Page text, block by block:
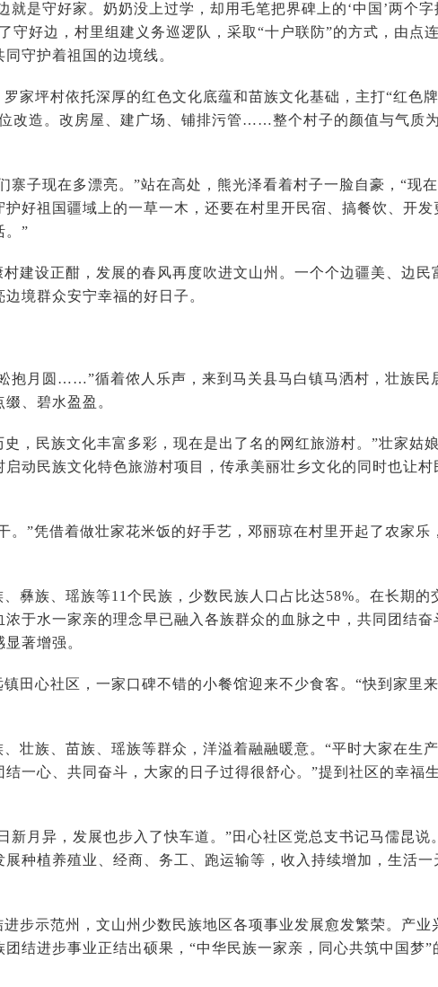
就是守好家。奶奶没上过学，却用毛笔把界碑上的‘中国’两个字
守好边，村里组建义务巡逻队，采取“十户联防”的方式，由点
守护着祖国的边境线。
家坪村依托深厚的红色文化底蕴和苗族文化基础，主打“红色
改造。改房屋、建广场、铺排污管……整个村子的颜值与气质为
寨子现在多漂亮。”站在高处，熊光泽看着村子一脸自豪，“现
好祖国疆域上的一草一木，还要在村里开民宿、搞餐饮、开发
。”
建设正酣，发展的春风再度吹进文山州。一个个边疆美、边民
境群众安宁幸福的好日子。
抱月圆……”循着侬人乐声，来到马关县马白镇马洒村，壮族民
、碧水盈盈。
，民族文化丰富多彩，现在是出了名的网红旅游村。”壮家姑
动民族文化特色旅游村项目，传承美丽壮乡文化的同时也让村
。”凭借着做壮家花米饭的好手艺，邓丽琼在村里开起了农家乐
彝族、瑶族等11个民族，少数民族人口占比达58%。在长期的
于水一家亲的理念早已融入各族群众的血脉之中，共同团结奋
著增强。
田心社区，一家口碑不错的小餐馆迎来不少食客。“快到家里
壮族、苗族、瑶族等群众，洋溢着融融暖意。“平时大家在生
一心、共同奋斗，大家的日子过得很舒心。”提到社区的幸福
新月异，发展也步入了快车道。”田心社区党总支书记马儒昆说
种植养殖业、经商、务工、跑运输等，收入持续增加，生活一
步示范州，文山州少数民族地区各项事业发展愈发繁荣。产业
结进步事业正结出硕果，“中华民族一家亲，同心共筑中国梦”